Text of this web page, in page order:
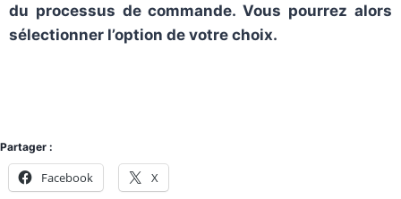
du processus de commande. Vous pourrez alors
sélectionner l’option de votre choix.
Partager :
Facebook X